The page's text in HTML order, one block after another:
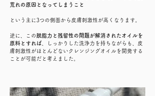
荒れの原因となってしまうこと
という主に3つの側面から皮膚刺激性が高くなります。
逆に、この脱脂力と残留性の問題が解消されたオイルを
原料とすれば 、しっかりした洗浄力を持ちながらも、皮
膚刺激性がほとんどないクレンジングオイルを開発する
ことが可能だと考えました。